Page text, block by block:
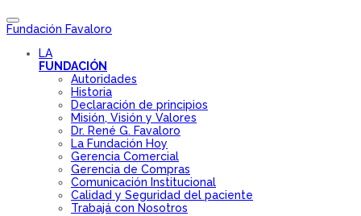
Fundación Favaloro
LA
FUNDACIÓN
Autoridades
Historia
Declaración de principios
Misión, Visión y Valores
Dr. René G. Favaloro
La Fundación Hoy
Gerencia Comercial
Gerencia de Compras
Comunicación Institucional
Calidad y Seguridad del paciente
Trabajá con Nosotros